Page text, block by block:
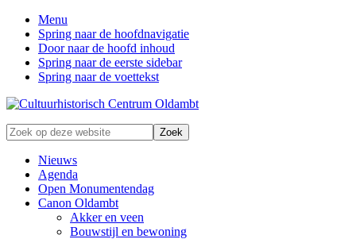
Menu
Spring naar de hoofdnavigatie
Door naar de hoofd inhoud
Spring naar de eerste sidebar
Spring naar de voettekst
Zonder
verleden
geen
toekomst
Zoek
op
deze
website
Nieuws
Agenda
Open Monumentendag
Canon Oldambt
Akker en veen
Bouwstijl en bewoning